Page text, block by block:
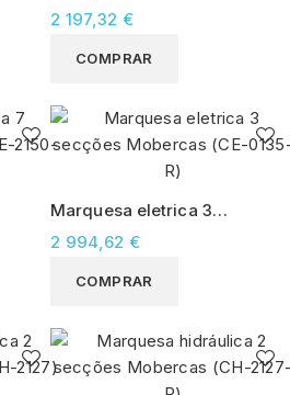
secções Mobercas (CE-
0120-R)
2 197,32 €
COMPRAR
Marquesa eletrica 3
secções Mobercas (CE-
0135-R)
2 994,62 €
COMPRAR